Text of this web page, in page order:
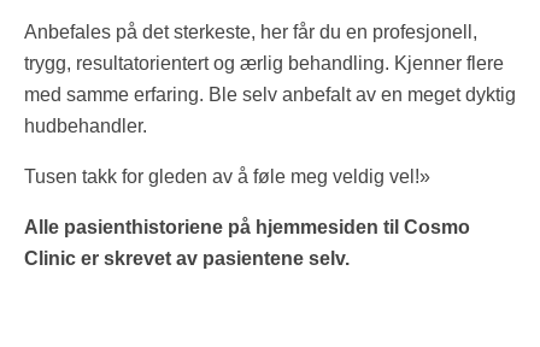
Anbefales på det sterkeste, her får du en profesjonell,
trygg, resultatorientert og ærlig behandling. Kjenner flere
med samme erfaring. Ble selv anbefalt av en meget dyktig
hudbehandler.
Tusen takk for gleden av å føle meg veldig vel!»
Alle pasienthistoriene på hjemmesiden til Cosmo
Clinic er skrevet av pasientene selv.